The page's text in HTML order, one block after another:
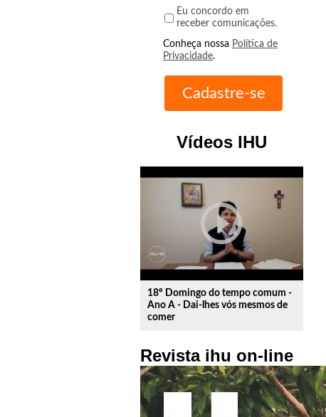
Eu concordo em
receber comunicações.
Conheça nossa Política de
Privacidade.
Vídeos IHU
play_circle_outline
18º Domingo do tempo comum -
Ano A - Dai-lhes vós mesmos de
comer
Revista ihu on-line